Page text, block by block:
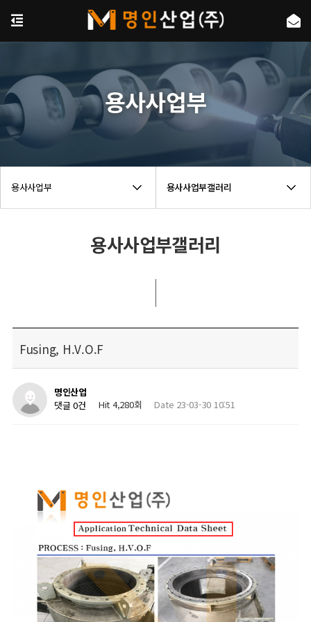
용사사업부 용사사업부갤러리
용사사업부
용사사업부갤러리
Fusing, H.V.O.F
명인산업
댓글 0건
Hit 4,280회 Date 23-03-30 10:51